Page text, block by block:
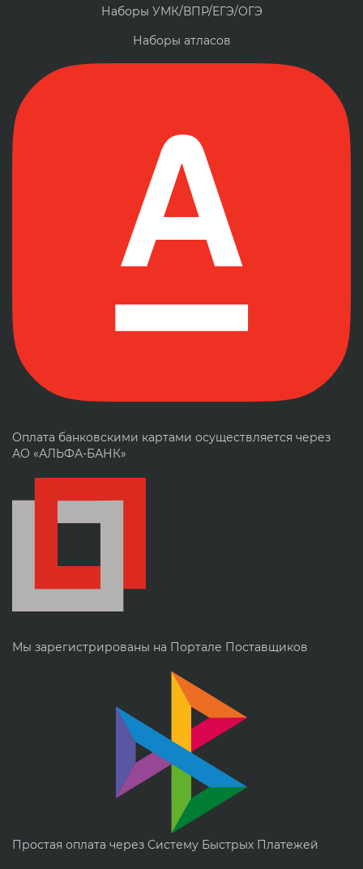
Наборы УМК/ВПР/ЕГЭ/ОГЭ
Наборы атласов
Оплата банковскими картами осуществляется через
АО «АЛЬФА-БАНК»
Мы зарегистрированы на Портале Поставщиков
Простая оплата через Систему Быстрых Платежей